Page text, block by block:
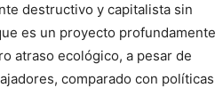
destructivo y capitalista sin
es un proyecto profundamente
atraso ecológico, a pesar de
comparado con políticas